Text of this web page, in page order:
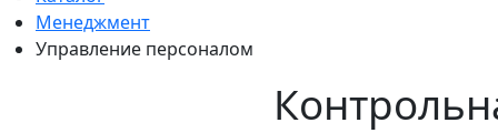
Менеджмент
Управление персоналом